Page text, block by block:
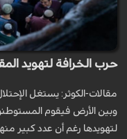
حرب الخرافة لتهويد
مقالات-الكوثر: يستغل
وبين الأرض فيقوم
لتهويدها رغم أن عدد كبير